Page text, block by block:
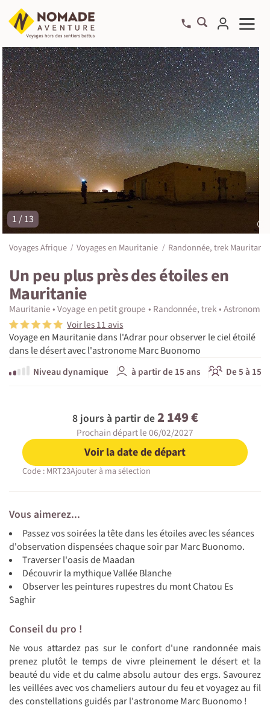
©
1 / 13
Voyages Afrique Voyages en Mauritanie Randonnée, trek Mauritanie
Un peu plus près des étoiles en
Mauritanie
Mauritanie Voyage en petit groupe Randonnée, trek Astronomie
Voir les 11 avis
Voyage en Mauritanie dans l'Adrar pour observer le ciel étoilé
dans le désert avec l'astronome Marc Buonomo
Niveau dynamique
à partir de 15 ans De 5 à 15
8 jours à partir de2 149 €
Prochain départ le 06/02/2027
Voir la date de départ
Code : MRT23Ajouter à ma sélection
Vous aimerez...
Passez vos soirées la tête dans les étoiles avec les séances
d'observation dispensées chaque soir par Marc Buonomo.
Traverser l'oasis de Maadan
Découvrir la mythique Vallée Blanche
Observer les peintures rupestres du mont Chatou Es
Saghir
Conseil du pro !
Ne vous attardez pas sur le confort d'une randonnée mais
prenez plutôt le temps de vivre pleinement le désert et la
beauté du vide et du calme absolu autour des ergs. Savourez
les veillées avec vos chameliers autour du feu et voyagez au fil
des constellations guidés par l'astronome Marc Buonomo !